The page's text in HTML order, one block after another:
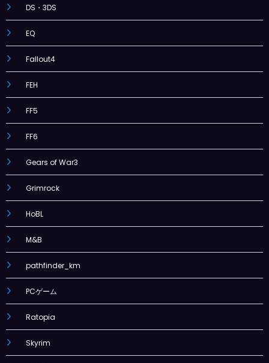
DS・3DS
EQ
Fallout4
FEH
FF5
FF6
Gears of War3
Grimrock
HoBL
M&B
pathfinder_km
PCゲーム
Ratopia
Skyrim